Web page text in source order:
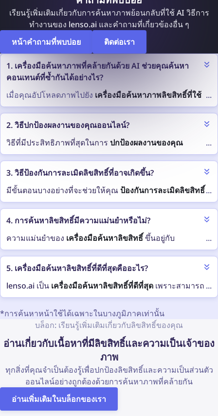
เรียนรู้เพิ่มเติมเกี่ยวกับการค้นหาภาพย้อนกลับที่ใช้ AI วิธีการ
ทำงานของ lenso.ai และคำถามที่เกี่ยวข้องอื่น ๆ
หน้าคำถามที่พบบ่อย
ติดต่อเรา
1. เครื่องมือค้นหาภาพที่คล้ายกันด้วย AI ช่วยคุณค้นหา
คอนเทนต์ที่ซ้ำกันได้อย่างไร?
เมื่อคุณอัปโหลดภาพไปยัง เครื่องมือค้นหาภาพลิขสิทธิ์ที่ใช้
AIระบบจะวิเคราะห์ลักษณะและรูปแบบเฉพาะของภาพ จาก
นั้นจะเปรียบเทียบข้อมูลนี้กับดัชนีเพื่อค้นหาคอนเทนต์ที่ซ้ำ
กัน หากพบการจับคู่ เครื่องมือจะแสดงผลการค้นหาภาพที่
เกี่ยวข้อง
lenso.ai เป็นตัวอย่างที่สมบูรณ์แบบของเครื่องมือค้นหาภาพ
ที่คล้ายกันด้วย AI ภาพที่ซ้ำกันทั้งหมดจะถูกจัดอยู่ในหมวด
หมู่ “ภาพซ้ำ” คุณสามารถตรวจสอบได้ว่าภาพเหล่านี้ถูกใช้
ที่ไหนและถูกใช้งานอย่างไม่เหมาะสมหรือไม่ lenso.ai ยัง
ช่วยให้คุณตั้งค่าการแจ้งเตือนสำหรับภาพเฉพาะได้ คุณจะ
ได้รับอีเมลแจ้งเตือนเมื่อมีเวอร์ชันภาพซ้ำใหม่ปรากฏ
ออนไลน์
...
2. วิธีปกป้องผลงานของคุณออนไลน์?
วิธีที่มีประสิทธิภาพที่สุดในการ ปกป้องผลงานของคุณ
ออนไลน์คือการตรวจสอบอย่างต่อเนื่องว่าผลงานของคุณถูก
ใช้งานอย่างไม่เหมาะสมหรือไม่ นั่นคือเหตุผลที่
ค้นหาภาพซ้ำและลิขสิทธิ์มีประโยชน์มาก
ด้วย lenso.ai ซึ่งเป็นตัวอย่างของเครื่องมือตรวจสอบภาพ
คุณสามารถค้นหาว่าผลงานของคุณถูกใช้ที่ไหน
ออนไลน์เพียงแค่อัปโหลดภาพและตรวจสอบหมวดหมู่ “ภาพ
ซ้ำ” สำหรับการตรวจสอบระยะยาว ให้ตั้งค่าการแจ้งเตือน
สำหรับภาพเฉพาะบน lenso.ai และรับอีเมลแจ้งเตือนเมื่อพบ
ผลลัพธ์ภาพซ้ำใหม่
...
3. วิธีป้องกันการละเมิดลิขสิทธิ์ที่อาจเกิดขึ้น?
มีขั้นตอนบางอย่างที่จะช่วยให้คุณ ป้องกันการละเมิดลิขสิทธิ์
ที่อาจเกิดขึ้น:
ใช้เครื่องมือค้นหาภาพลิขสิทธิ์ที่ใช้ AI เพื่อตรวจสอบว่า
ผลงานของคุณถูกใช้ที่ไหน
เครื่องมือ
ค้นหาภาพย้อนกลับเช่น lenso.ai (ด้วยฟีเจอร์แจ้งเตือนที่
จะบอกเมื่อมีภาพซ้ำใหม่ปรากฏออนไลน์)
จดทะเบียนลิขสิทธิ์ของผลงานของคุณ
วางลายน้ำบนผลงานของคุณ
อย่าแชร์ผลงานโดยไม่มีประกาศลิขสิทธิ์/สัญลักษณ์
ดำเนินการทางกฎหมายเมื่อจำเป็น เช่น การออกคำสั่ง
ให้ถอดเนื้อหา (เช่น DMCA) หากผลงานของคุณถูกใช้งาน
โดยไม่ได้รับอนุญาต
...
4. การค้นหาลิขสิทธิ์มีความแม่นยำหรือไม่?
ความแม่นยำของ เครื่องมือค้นหาลิขสิทธิ์ขึ้นอยู่กับ
เทคโนโลยีและดัชนีที่ใช้ อีกปัจจัยหนึ่งคือภาพนั้นเอง — หาก
ผลงานได้รับการคุ้มครองตามกฎหมายลิขสิทธิ์อย่างดี
โอกาสที่จะพบการจับคู่จะน้อยมาก
อย่างไรก็ตาม การละเมิดลิขสิทธิ์สามารถเกิดขึ้นได้ตลอด
เวลา ดังนั้นเพื่อป้องกันสถานการณ์นี้ จึงควรใช้
ตรวจสอบภาพซ้ำและลิขสิทธิ์ที่แม่นยำที่สุดด้วย AI
lenso.ai เป็นประจำ วิธีนี้จะช่วยให้คุณทันต่อการใช้งานที่ไม่
เหมาะสมและมีภาพรวมที่ชัดเจนเกี่ยวกับการใช้งานภาพ
...
5. เครื่องมือค้นหาลิขสิทธิ์ที่ดีที่สุดคืออะไร?
lenso.ai เป็น เครื่องมือค้นหาลิขสิทธิ์ที่ดีที่สุด เพราะสามารถ
ค้นหาภาพซ้ำได้อย่างครบถ้วน รวมถึง URL ที่ภาพนั้นถูกเผย
แพร่ต้นฉบับได้ทันที ทำให้คุณตรวจสอบได้ว่าผลงานของ
คุณถูกใช้งานอย่างไม่เหมาะสมหรือไม่
คุณยังสามารถตรวจสอบทางเลือกอื่นๆ ของเครื่องมือค้นหา
Copyseeker
Google Image Search
TinEye
...
*การค้นหาหน้าใช้ได้เฉพาะในบางภูมิภาคเท่านั้น
บล็อก: เรียนรู้เพิ่มเติมเกี่ยวกับลิขสิทธิ์ของคุณ
อ่านเกี่ยวกับเนื้อหาที่มีลิขสิทธิ์และความเป็นเจ้าของ
ภาพ
ทุกสิ่งที่คุณจำเป็นต้องรู้เพื่อปกป้องลิขสิทธิ์และความเป็นส่วนตัว
ออนไลน์อย่างถูกต้องด้วยการค้นหาภาพที่คล้ายกัน
อ่านเพิ่มเติมในบล็อกของเรา